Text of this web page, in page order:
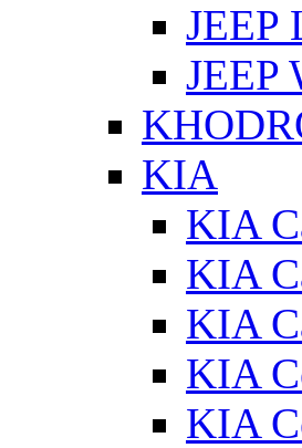
JEEP
JEEP
KIA
KIA
KIA
KIA
KIA
KIA